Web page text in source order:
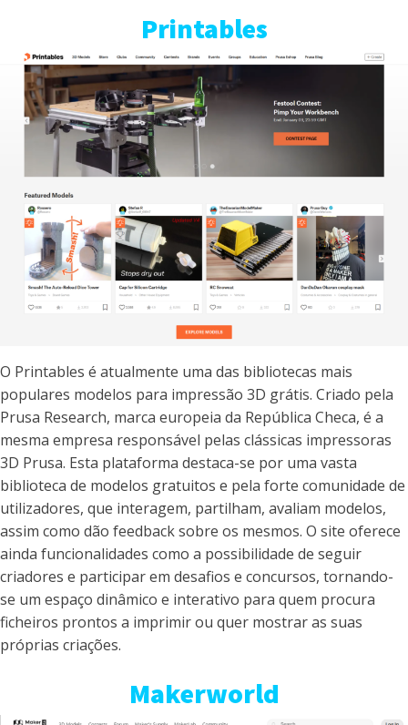
Printables
O Printables é atualmente uma das bibliotecas mais
populares modelos para impressão 3D grátis. Criado pela
Prusa Research, marca europeia da República Checa, é a
mesma empresa responsável pelas clássicas impressoras
3D Prusa. Esta plataforma destaca-se por uma vasta
biblioteca de modelos gratuitos e pela forte comunidade de
utilizadores, que interagem, partilham, avaliam modelos,
assim como dão feedback sobre os mesmos. O site oferece
ainda funcionalidades como a possibilidade de seguir
criadores e participar em desafios e concursos, tornando-
se um espaço dinâmico e interativo para quem procura
ficheiros prontos a imprimir ou quer mostrar as suas
próprias criações.
Makerworld